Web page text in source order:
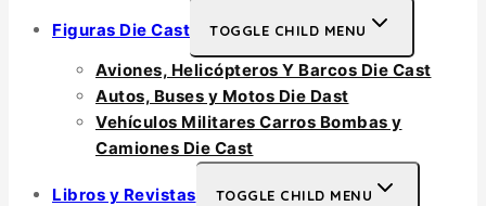
Figuras Die Cast TOGGLE CHILD MENU
Aviones, Helicópteros Y Barcos Die Cast
Autos, Buses y Motos Die Dast
Vehículos Militares Carros Bombas y
Camiones Die Cast
Libros y Revistas TOGGLE CHILD MENU